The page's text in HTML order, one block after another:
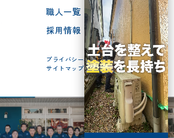
職人一覧
採用情報
プライバシーポリシー
サイトマップ